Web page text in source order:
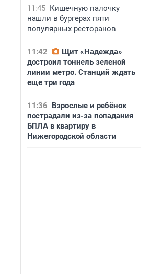
11:45 Кишечную палочку
нашли в бургерах пяти
популярных ресторанов
11:42
Щит «Надежда»
достроил тоннель зеленой
линии метро. Станций ждать
еще три года
11:36 Взрослые и ребёнок
пострадали из-за попадания
БПЛА в квартиру в
Нижегородской области